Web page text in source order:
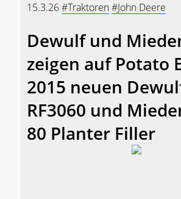
15.3.26#Traktoren#John Deere
Dewulf und
zeigen auf Potato
2015 neuen
RF3060 und
80 Planter Filler